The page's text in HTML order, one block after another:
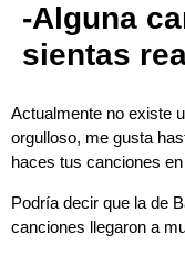
-Alguna
sientas
Actualmente no existe
orgulloso, me gusta
haces tus canciones
Podría decir que la de
canciones llegaron a